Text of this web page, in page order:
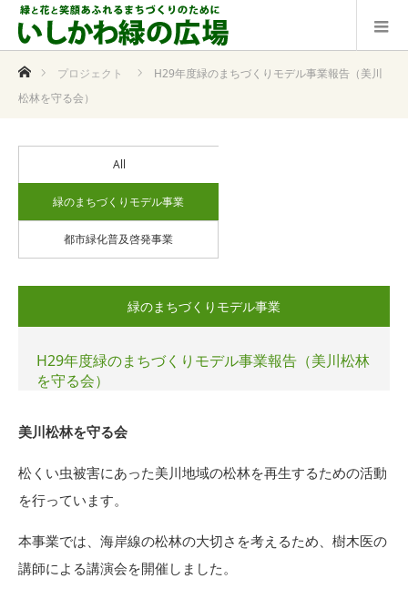
ホームプロジェクト
H29年度緑のまちづくりモデル事業報告（美川
松林を守る会）
All
緑のまちづくりモデル事業
都市緑化普及啓発事業
緑のまちづくりモデル事業
H29年度緑のまちづくりモデル事業報告（美川松林
を守る会）
美川松林を守る会
松くい虫被害にあった美川地域の松林を再生するための活動
を行っています。
本事業では、海岸線の松林の大切さを考えるため、樹木医の
講師による講演会を開催しました。